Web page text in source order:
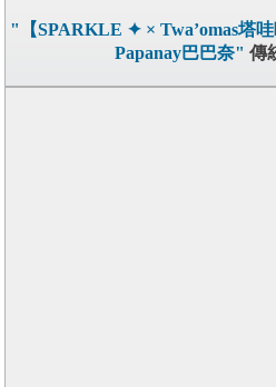
"【SPARKLE ✦ × Twa’omas塔
Papanay巴巴奈" 傳